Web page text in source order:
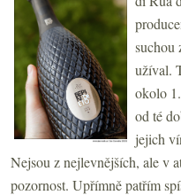
suchou
užíval.
okolo
od té
jejich
Nejsou z nejlevnějších, ale v
pozornost. Upřímně patřím